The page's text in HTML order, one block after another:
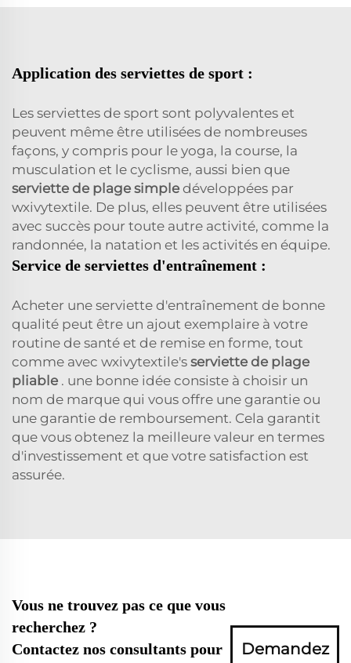
Application des serviettes de sport :
Les serviettes de sport sont polyvalentes et
peuvent même être utilisées de nombreuses
façons, y compris pour le yoga, la course, la
musculation et le cyclisme, aussi bien que
serviette de plage simple développées par
wxivytextile. De plus, elles peuvent être utilisées
avec succès pour toute autre activité, comme la
randonnée, la natation et les activités en équipe.
Service de serviettes d'entraînement :
Acheter une serviette d'entraînement de bonne
qualité peut être un ajout exemplaire à votre
routine de santé et de remise en forme, tout
comme avec wxivytextile's serviette de plage
pliable . une bonne idée consiste à choisir un
nom de marque qui vous offre une garantie ou
une garantie de remboursement. Cela garantit
que vous obtenez la meilleure valeur en termes
d'investissement et que votre satisfaction est
assurée.
Vous ne trouvez pas ce que vous
recherchez ?
Contactez nos consultants pour
Demandez